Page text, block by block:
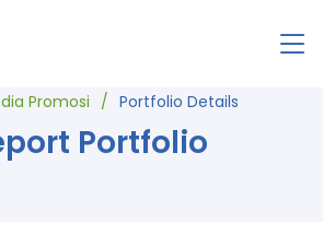
Promosi Portfolio Details
Portfolio